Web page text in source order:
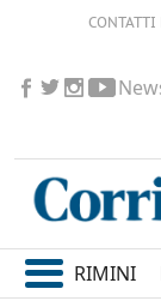
CONTATTI
RIMINI